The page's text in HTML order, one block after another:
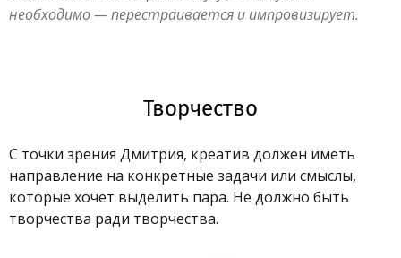
необходимо — перестраивается и импровизирует.
Творчество
С точки зрения Дмитрия, креатив должен иметь
направление на конкретные задачи или смыслы,
которые хочет выделить пара. Не должно быть
творчества ради творчества.